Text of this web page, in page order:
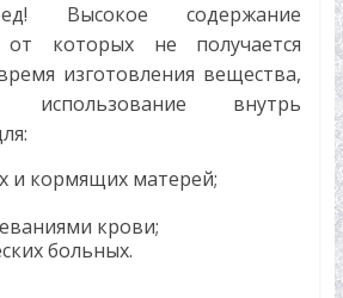
Высокое содержание
от которых не получается
изготовления вещества,
внутрь
и кормящих матерей;
крови;
больных.